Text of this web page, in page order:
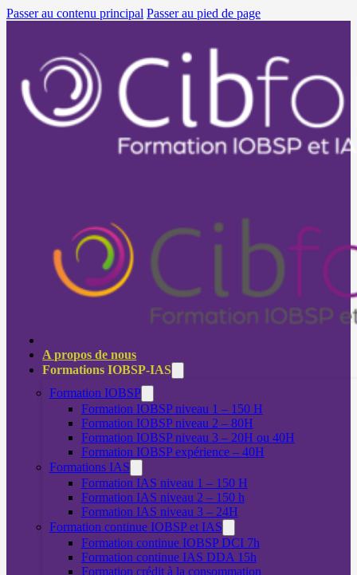
Passer au contenu principal Passer au pied de page
A propos de nous
Formations IOBSP-IAS
Formation IOBSP
Formation IOBSP niveau 1 – 150 H
Formation IOBSP niveau 2 – 80H
Formation IOBSP niveau 3 – 20H ou 40H
Formation IOBSP expérience – 40H
Formations IAS
Formation IAS niveau 1 – 150 H
Formation IAS niveau 2 – 150 h
Formation IAS niveau 3 – 24H
Formation continue IOBSP et IAS
Formation continue IOBSP DCI 7h
Formation continue IAS DDA 15h
Formation crédit à la consommation